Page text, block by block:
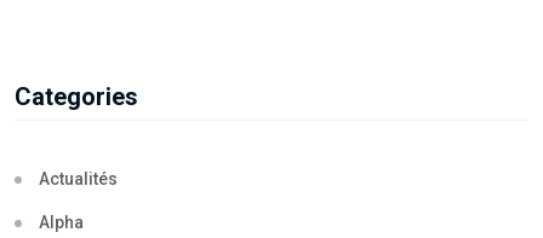
Categories
Actualités
Alpha